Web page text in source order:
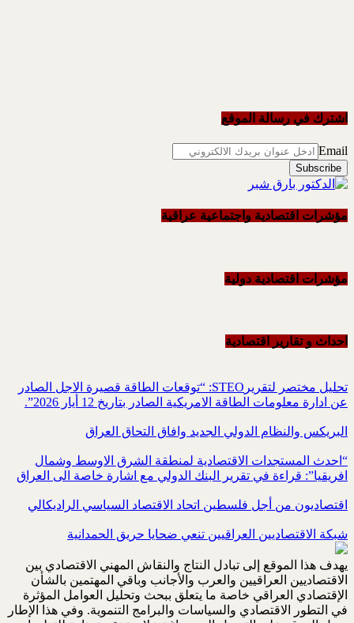
اشترك في رسالة الموقع
Email
مؤشرات اقتصادية واجتماعية عراقية
مؤشرات اقتصادية دولية
احداث و تقاریر اقتصادیة
تحليل مختصر لتقريرSTEO‏: “توقعات الطاقة قصيرة الاجل الصادر
عن ادارة معلومات الطاقة الامريكية ‏الصادر بتاريخ 12 أيار 2026”.‏
البريكس والنظام الدولي الجديد وافاق التحاق العراق
“احدث المستجدات الاقتصادية لمنطقة الشرق الاوسط وشمال
افريقيا”: قراءة في تقرير البنك الدولي مع اشارة خاصة الى العراق
اقتصاديون من أجل فلسطين اتحاد الاقتصاد السياسي الراديكالي
شبكة الاقتصاديين العراقيين تنعي ضحايا حريق الحمدانية
يهدف هذا الموقع إلى تبادل النتاج والنقاش المهني الاقتصادي بين
الاقتصاديين العراقيين والعرب والأجانب وباقي المهتمين بالشأن
الإقتصادي العراقي خاصة ما يتعلق ببحث وتحليل العوامل المؤثرة
في التطور الاقتصادي والسياسات والبرامج التنموية. وفي هذا الإطار